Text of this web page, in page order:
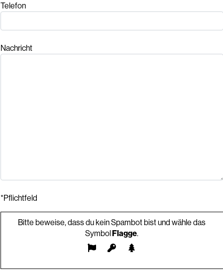
Telefon
Nachricht
*Pflichtfeld
Bitte beweise, dass du kein Spambot bist und wähle das
SymbolFlagge.